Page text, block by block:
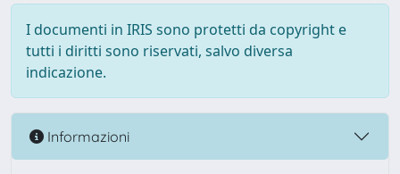
I documenti in IRIS sono protetti da copyright e
tutti i diritti sono riservati, salvo diversa
indicazione.
Informazioni